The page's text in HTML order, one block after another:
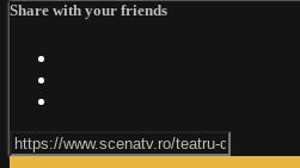
Share with your friends